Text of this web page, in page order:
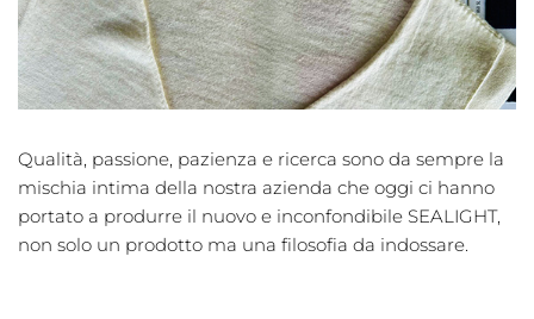
Qualità, passione, pazienza e ricerca sono da sempre la
mischia intima della nostra azienda che oggi ci hanno
portato a produrre il nuovo e inconfondibile SEALIGHT,
non solo un prodotto ma una filosofia da indossare.